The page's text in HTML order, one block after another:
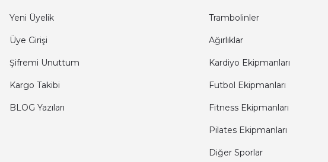
Yeni Üyelik
Üye Girişi
Şifremi Unuttum
Kargo Takibi
BLOG Yazıları
Trambolinler
Ağırlıklar
Kardiyo Ekipmanları
Futbol Ekipmanları
Fitness Ekipmanları
Pilates Ekipmanları
Diğer Sporlar